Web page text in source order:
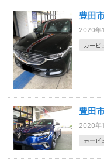
豊田
2020年
カービ
豊田
2020年
カービ